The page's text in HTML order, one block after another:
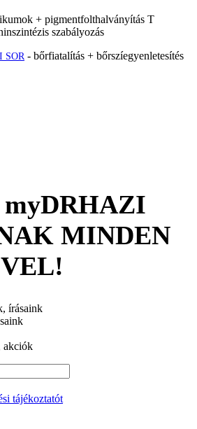
+ pigmentfolthalványítás T
szabályozás
SOR - bőrfiatalítás + bőrszíegyenletesítés
MINDEN
írásaink
akciók
tájékoztatót